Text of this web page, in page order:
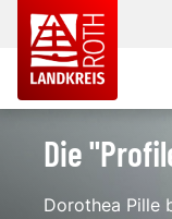
Die
Dorothea Pille